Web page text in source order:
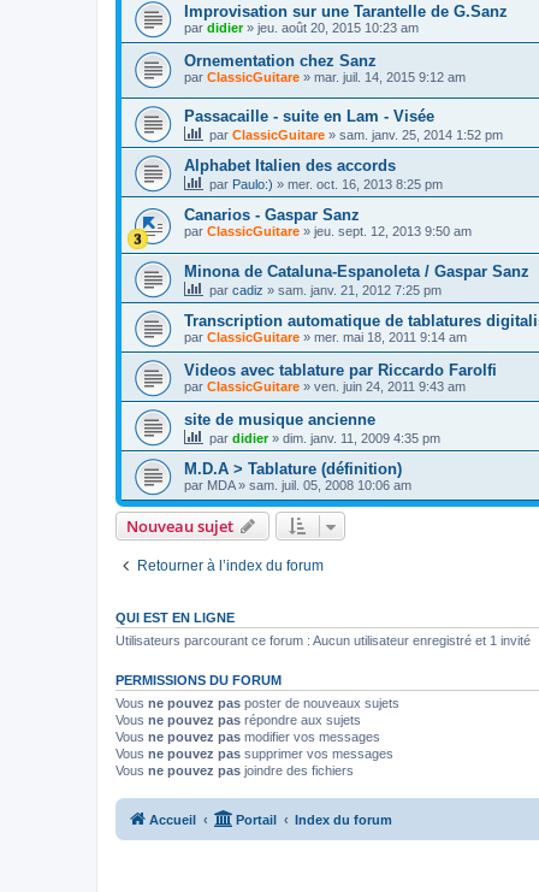
Improvisation sur une Tarantelle de G.Sanz
par didier» jeu. août 20, 2015 10:23 am
Ornementation chez Sanz
par ClassicGuitare » mar. juil. 14, 2015 9:12 am
Passacaille - suite en Lam - Visée
par ClassicGuitare » sam. janv. 25, 2014 1:52 pm
Alphabet Italien des accords
par Paulo:) » mer. oct. 16, 2013 8:25 pm
Canarios - Gaspar Sanz
par ClassicGuitare » jeu. sept. 12, 2013 9:50 am
Minona de Cataluna-Espanoleta / Gaspar Sanz
par cadiz » sam. janv. 21, 2012 7:25 pm
Transcription automatique de tablatures
par ClassicGuitare » mer. mai 18, 2011 9:14 am
Videos avec tablature par Riccardo Farolfi
par ClassicGuitare » ven. juin 24, 2011 9:43 am
site de musique ancienne
par didier» dim. janv. 11, 2009 4:35 pm
M.D.A > Tablature (définition)
par MDA» sam. juil. 05, 2008 10:06 am
Nouveau sujet
Retourner à l’index du forum
QUI EST EN LIGNE
Utilisateurs parcourant ce forum : Aucun utilisateur enregistré et 1 invité
PERMISSIONS DU FORUM
Vous ne pouvez pas poster de nouveaux sujets
Vous ne pouvez pas répondre aux sujets
Vous ne pouvez pas modifier vos messages
Vous ne pouvez pas supprimer vos messages
Vous ne pouvez pas joindre des fichiers
Accueil Portail Index du forum